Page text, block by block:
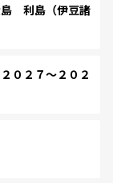
利島（伊豆諸
２７～２０２